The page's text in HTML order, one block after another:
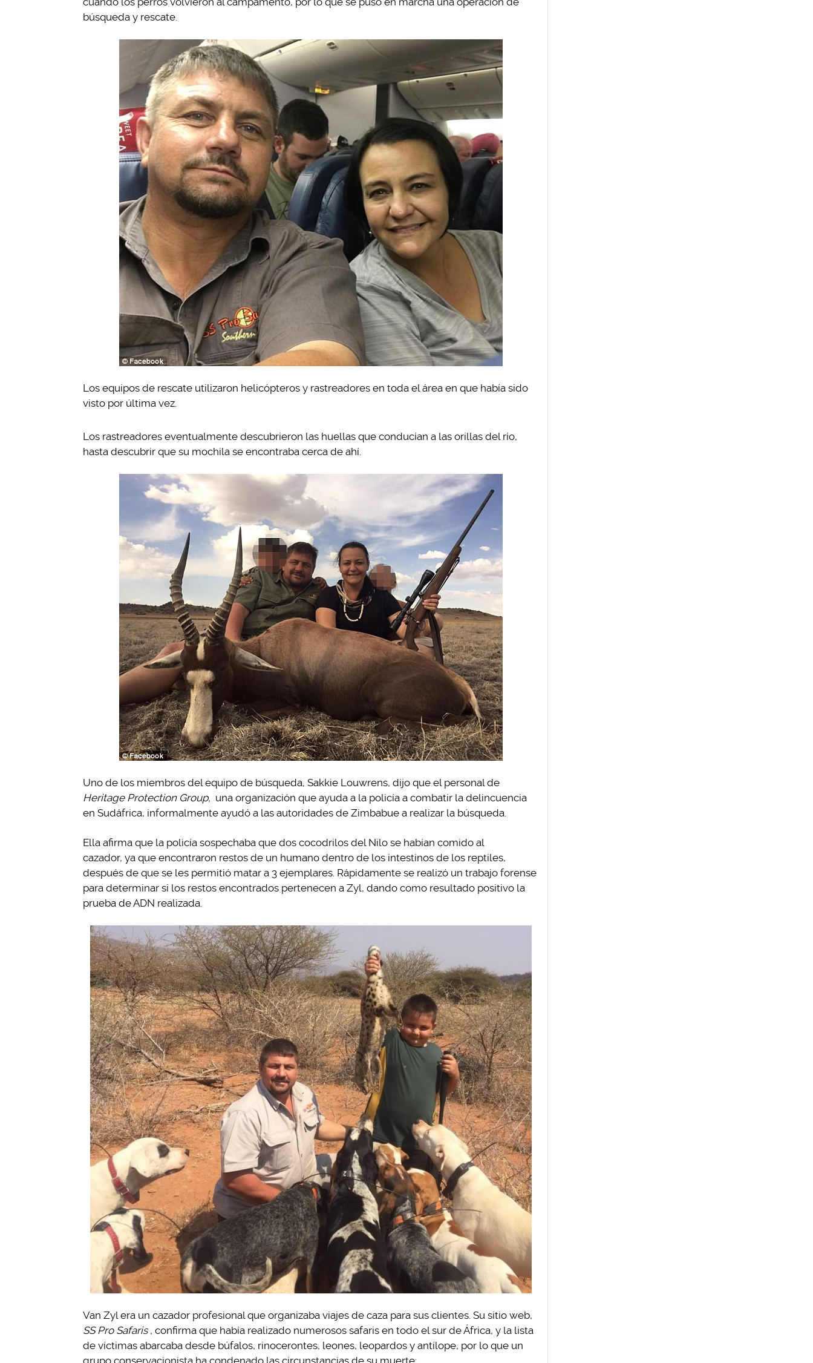
búsqueda y rescate.
Los equipos de rescate utilizaron helicópteros y rastreadores en toda el área en que había sido
visto por última vez.
Los rastreadores eventualmente descubrieron las huellas que conducían a las orillas del río,
hasta descubrir que su mochila se encontraba cerca de ahí.
Uno de los miembros del equipo de búsqueda, Sakkie Louwrens, dijo que el personal de
Heritage Protection Group, una organización que ayuda a la policía a combatir la delincuencia
en Sudáfrica, informalmente ayudó a las autoridades de Zimbabue a realizar la búsqueda.
Ella afirma que la policía sospechaba que dos cocodrilos del Nilo se habían comido al
cazador, ya que encontraron restos de un humano dentro de los intestinos de los reptiles,
después de que se les permitió matar a 3 ejemplares. Rápidamente se realizó un trabajo forense
para determinar si los restos encontrados pertenecen a Zyl, dando como resultado positivo la
prueba de ADN realizada.
Van Zyl era un cazador profesional que organizaba viajes de caza para sus clientes. Su sitio web,
SS Pro Safaris , confirma que había realizado numerosos safaris en todo el sur de África, y la lista
de víctimas abarcaba desde búfalos, rinocerontes, leones, leopardos y antílope, por lo que un
grupo conservacionista ha condenado las circunstancias de su muerte: